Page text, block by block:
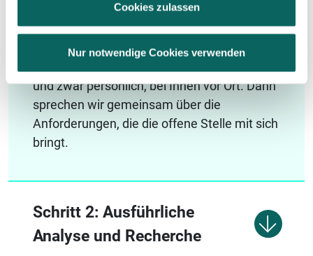
Cookies zulassen
Nur notwendige Cookies verwenden
Eine unserer Kernkompetenzen ist das
Zuhören. Wir möchten alles über Ihre
und zwar persönlich, bei Ihnen vor Ort. Dann
sprechen wir gemeinsam über die
Anforderungen, die die offene Stelle mit sich
bringt.
Schritt 2: Ausführliche
Analyse und Recherche